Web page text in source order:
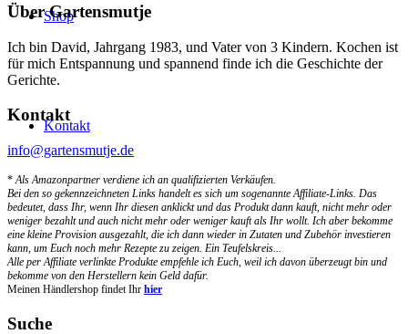
Shop
Kontakt
Über Gartensmutje
Ich bin David, Jahrgang 1983, und Vater von 3 Kindern. Kochen ist
für mich Entspannung und spannend finde ich die Geschichte der
Gerichte.
Kontakt
info@gartensmutje.de
*Als Amazonpartner verdiene ich an qualifizierten Verkäufen.
Bei den so gekennzeichneten Links handelt es sich um sogenannte Affiliate-Links. Das
bedeutet, dass Ihr, wenn Ihr diesen anklickt und das Produkt dann kauft, nicht mehr oder
weniger bezahlt und auch nicht mehr oder weniger kauft als Ihr wollt. Ich aber bekomme
eine kleine Provision ausgezahlt, die ich dann wieder in Zutaten und Zubehör investieren
kann, um Euch noch mehr Rezepte zu zeigen. Ein Teufelskreis...
Alle per Affiliate verlinkte Produkte empfehle ich Euch, weil ich davon überzeugt bin und
bekomme von den Herstellern kein Geld dafür.
Meinen Händlershop findet Ihr hier
Suche